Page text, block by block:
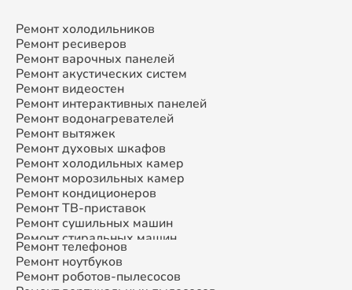
Ремонт холодильников
Ремонт ресиверов
Ремонт варочных панелей
Ремонт акустических систем
Ремонт видеостен
Ремонт интерактивных панелей
Ремонт водонагревателей
Ремонт вытяжек
Ремонт духовых шкафов
Ремонт холодильных камер
Ремонт морозильных камер
Ремонт кондиционеров
Ремонт ТВ-приставок
Ремонт сушильных машин
Ремонт стиральных машин
Ремонт микроволновых печей
Ремонт смарт-часов
Ремонт атс
Ремонт телефонов
Ремонт ноутбуков
Ремонт роботов-пылесосов